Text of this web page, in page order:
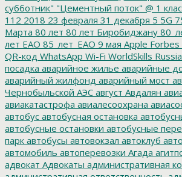
субботник" "Цементный поток" @ 1
112 2018 23 февраля 31 декабря 5 5G
Марта 80 лет 80 лет Биробиджану
лет ЕАО 85_лет_ЕАО 9 мая Apple Forbes
QR-код WhatsApp Wi-Fi WorldSkills Russia
посадка аварийное жилье аварийные
аварийный жилфонд аварийный мост
Чернобыльской АЭС август Авдалян
авиакатастрофа авиалесоохрана
автобус автобусная остановка
автобусные остановки автобусные
парк автобусы автовокзал автоклуб
автомобиль автоперевозки Агада
адвокат Адвокаты административная